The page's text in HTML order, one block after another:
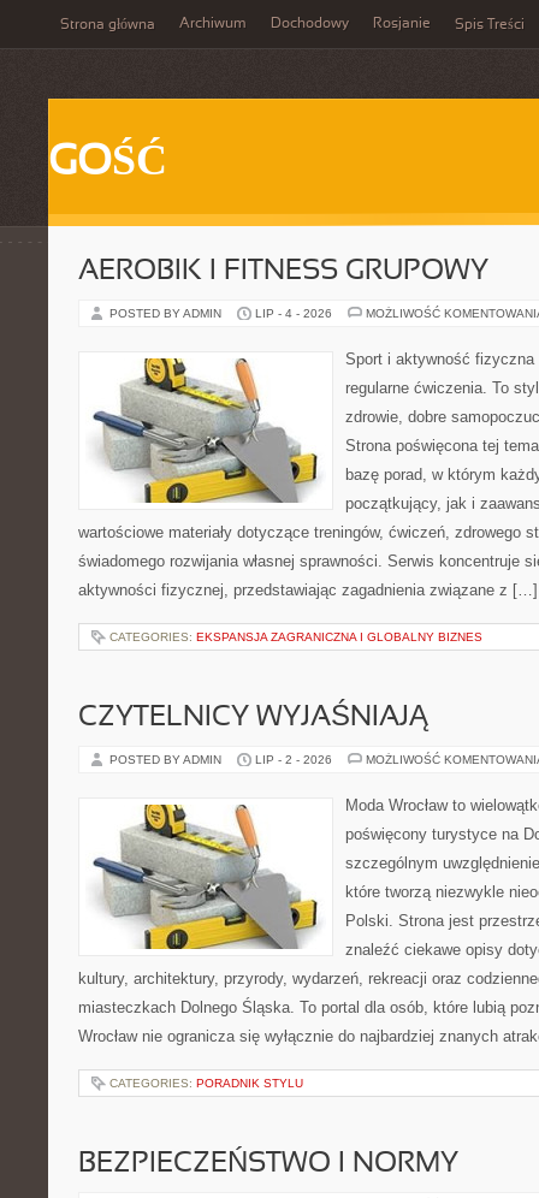
Strona główna Archiwum Dochodowy Rosjanie Spis Treści
GOŚĆ
AEROBIK I FITNESS GRUPOWY
POSTED BY ADMIN LIP - 4 - 2026 MOŻLIWOŚĆ
Sport i aktywność
regularne ćwiczenia. To
zdrowie, dobre
Strona poświęcona tej
bazę porad, w którym
początkujący, jak i
wartościowe materiały dotyczące treningów, ćwiczeń, zdrowego
świadomego rozwijania własnej sprawności. Serwis koncentruje
aktywności fizycznej, przedstawiając zagadnienia związane z […]
CATEGORIES: EKSPANSJA ZAGRANICZNA I GLOBALNY BIZNES
CZYTELNICY WYJAŚNIAJĄ
POSTED BY ADMIN LIP - 2 - 2026 MOŻLIWOŚĆ
Moda Wrocław to
poświęcony turystyce na
szczególnym
które tworzą niezwykle
Polski. Strona jest
znaleźć ciekawe opisy
kultury, architektury, przyrody, wydarzeń, rekreacji oraz
miasteczkach Dolnego Śląska. To portal dla osób, które lubią
Wrocław nie ogranicza się wyłącznie do najbardziej znanych
CATEGORIES: PORADNIK STYLU
BEZPIECZEŃSTWO I NORMY